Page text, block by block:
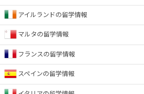
アイルランドの留学情報
マルタの留学情報
フランスの留学情報
スペインの留学情報